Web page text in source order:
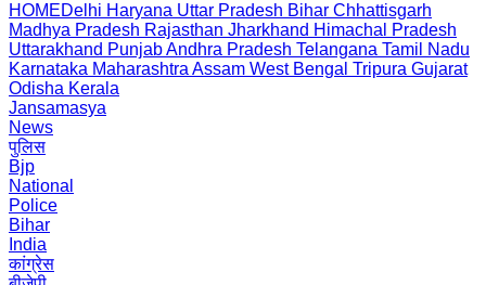
HOMEDelhi Haryana Uttar Pradesh Bihar Chhattisgarh
Madhya Pradesh Rajasthan Jharkhand Himachal Pradesh
Uttarakhand PunjabAndhra Pradesh Telangana Tamil Nadu
Karnataka Maharashtra Assam West Bengal Tripura Gujarat
Odisha Kerala
Jansamasya
News
पुलिस
Bjp
National
Police
Bihar
India
कांग्रेस